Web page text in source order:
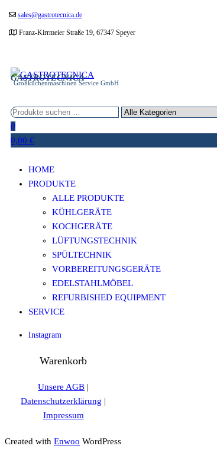
Zumsales@gastrotecnica.de
Franz-Kirrmeier Straße 19, 67347 Speyer
GASTROTECNICA
Großküchenmaschinen Service GmbH
0
0,00 €
HOME
PRODUKTE
ALLE PRODUKTE
KÜHLGERÄTE
KOCHGERÄTE
LÜFTUNGSTECHNIK
SPÜLTECHNIK
VORBEREITUNGSGERÄTE
EDELSTAHLMÖBEL
REFURBISHED EQUIPMENT
SERVICE
Instagram
Warenkorb
Unsere AGB |
Datenschutzerklärung |
Impressum
Created with Enwoo WordPress